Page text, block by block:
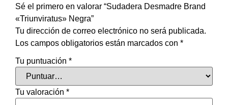
Sé el primero en valorar “Sudadera Desmadre Brand
«Triunviratus» Negra”
Tu dirección de correo electrónico no será publicada.
Los campos obligatorios están marcados con *
Tu puntuación *
Tu valoración *